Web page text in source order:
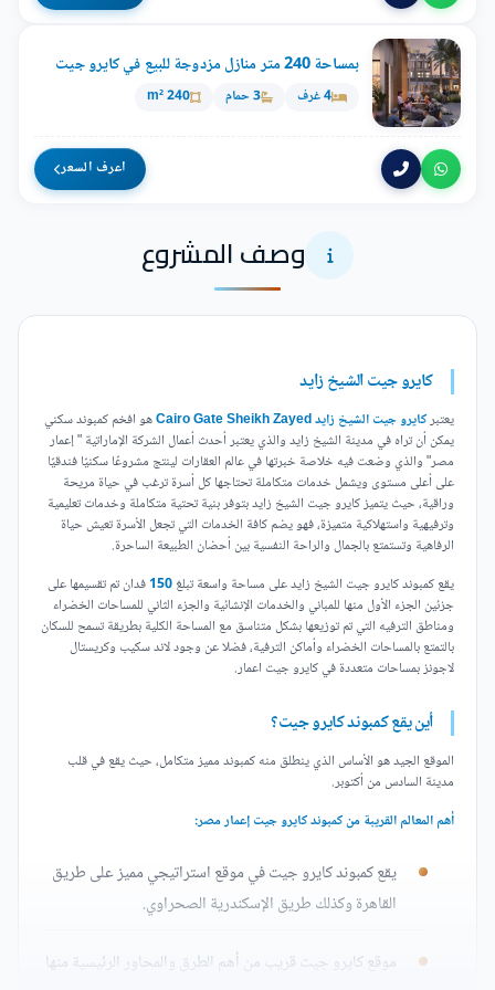
بمساحة 240 متر منازل مزدوجة للبيع في كايرو جيت
4 غرف 3 حمام 240 m²
اعرف السعر
وصف المشروع
كايرو جيت الشيخ زايد
يعتبركايرو جيت الشيخ زايد Cairo Gate Sheikh Zayed
هو افخم كمبوند سكني
يمكن أن تراه في مدينة الشيخ زايد والذي يعتبر أحدث أعمال الشركة الإماراتية " إعمار
مصر" والذي وضعت فيه خلاصة خبرتها في عالم العقارات لينتج مشروعًا سكنيًا فندقيًا
على أعلى مستوى ويشمل خدمات متكاملة تحتاجها كل أسرة ترغب في حياة مريحة
وراقية، حيث يتميز كايرو جيت الشيخ زايد بتوفر بنية تحتية متكاملة وخدمات تعليمية
وترفيهية واستهلاكية متميزة، فهو يضم كافة الخدمات التي تجعل الأسرة تعيش حياة
الرفاهية وتستمتع بالجمال والراحة النفسية بين أحضان الطبيعة الساحرة.
يقع كمبوند كايرو جيت الشيخ زايد على مساحة واسعة تبلغ150فدان تم تقسيمها على
جزئين الجزء الأول منها للمباني والخدمات الإنشائية والجزء الثاني للمساحات الخضراء
ومناطق الترفيه التي تم توزيعها بشكل متناسق مع المساحة الكلية بطريقة تسمح للسكان
بالتمتع بالمساحات الخضراء وأماكن الترفية، فضلا عن وجود لاند سكيب وكريستال
لاجونز بمساحات متعددة في كايرو جيت اعمار.
أين يقع كمبوند كايرو جيت؟
الموقع الجيد هو الأساس الذي ينطلق منه كمبوند مميز متكامل، حيث يقع في قلب
مدينة السادس من أكتوبر.
أهم المعالم القريبة من كمبوند كايرو جيت إعمار مصر:
يقع كمبوند كايرو جيت في موقع استراتيجي مميز على طريق
القاهرة وكذلك طريق الإسكندرية الصحراوي.
موقع كايرو جيت قريب من أهم الطرق والمحاور الرئيسية منها